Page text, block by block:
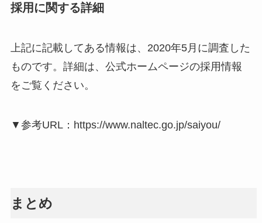
採用に関する詳細
上記に記載してある情報は、2020年5月に調査した
ものです。詳細は、公式ホームページの採用情報
をご覧ください。
▼参考URL：https://www.naltec.go.jp/saiyou/
まとめ